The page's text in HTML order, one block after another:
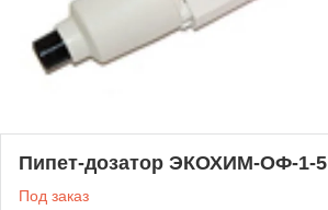
Пипет-дозатор ЭКОХИМ-ОФ-1-5
Под заказ